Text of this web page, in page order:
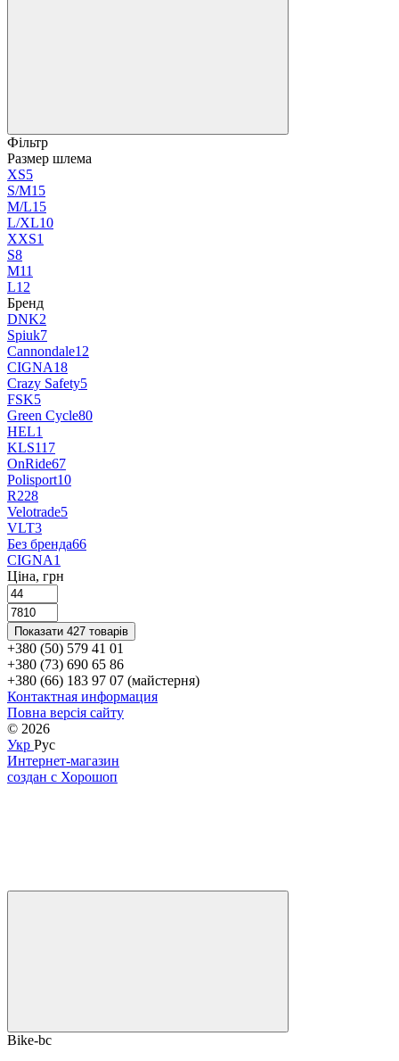
Фільтр
Размер шлема
XS5
S/M15
M/L15
L/XL10
XXS1
S8
M11
L12
Бренд
DNK2
Spiuk7
Cannondale12
CIGNA18
Crazy Safety5
FSK5
Green Cycle80
HEL1
KLS117
OnRide67
Polisport10
R228
Velotrade5
VLT3
Без бренда66
СIGNA1
Ціна, грн
Показати 427 товарів
+380 (50) 579 41 01
+380 (73) 690 65 86
+380 (66) 183 97 07 (майстерня)
Контактная информация
Повна версія сайту
© 2026
Укр Рус
Интернет-магазин
создан с Хорошоп
Bike-bc